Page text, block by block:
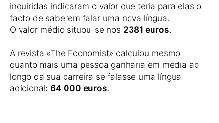
inquiridas indicaram o valor que teria para elas o
facto de saberem falar uma nova língua.
O valor médio situou-se nos 2381 euros.
A revista «The Economist» calculou mesmo
quanto mais uma pessoa ganharia em média ao
longo da sua carreira se falasse uma língua
adicional: 64 000 euros.